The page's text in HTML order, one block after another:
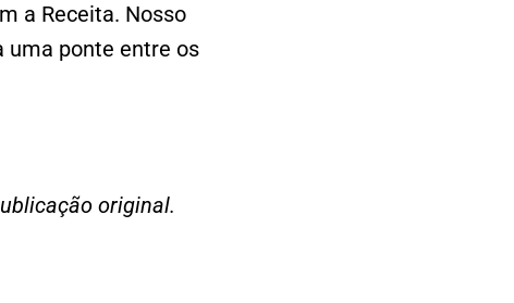
a Receita. Nosso
ponte entre os
original.